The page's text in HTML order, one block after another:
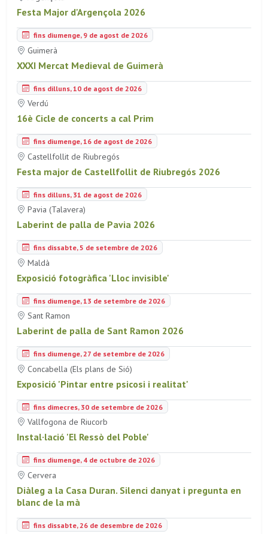
Festa Major d'Argençola 2026
fins diumenge, 9 de agost de 2026
Guimerà
XXXI Mercat Medieval de Guimerà
fins dilluns, 10 de agost de 2026
Verdú
16è Cicle de concerts a cal Prim
fins diumenge, 16 de agost de 2026
Castellfollit de Riubregós
Festa major de Castellfollit de Riubregós 2026
fins dilluns, 31 de agost de 2026
Pavia (Talavera)
Laberint de palla de Pavia 2026
fins dissabte, 5 de setembre de 2026
Maldà
Exposició fotogràfica 'Lloc invisible'
fins diumenge, 13 de setembre de 2026
Sant Ramon
Laberint de palla de Sant Ramon 2026
fins diumenge, 27 de setembre de 2026
Concabella (Els plans de Sió)
Exposició 'Pintar entre psicosi i realitat'
fins dimecres, 30 de setembre de 2026
Vallfogona de Riucorb
Instal·lació 'El Ressò del Poble'
fins diumenge, 4 de octubre de 2026
Cervera
Diàleg a la Casa Duran. Silenci danyat i pregunta en
blanc de la mà
fins dissabte, 26 de desembre de 2026